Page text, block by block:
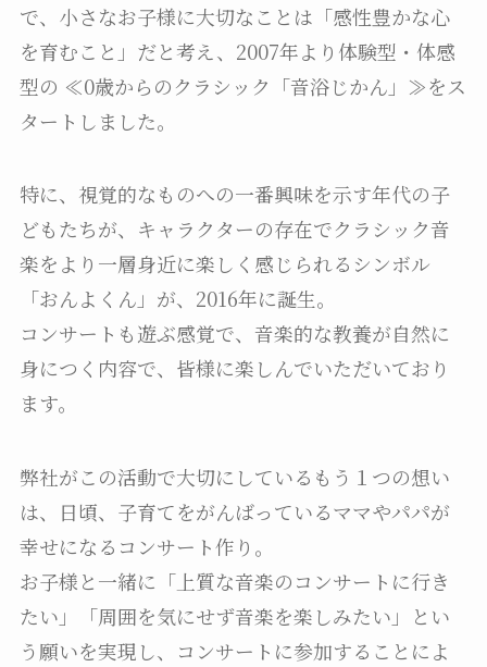
で、小さなお子様に大切なことは「感性豊かな心
を育むこと」だと考え、2007年より体験型・体感
型の ≪0歳からのクラシック「音浴じかん」≫をス
タートしました。
特に、視覚的なものへの一番興味を示す年代の子
どもたちが、キャラクターの存在でクラシック音
楽をより一層身近に楽しく感じられるシンボル
「おんよくん」が、2016年に誕生。
コンサートも遊ぶ感覚で、音楽的な教養が自然に
身につく内容で、皆様に楽しんでいただいており
ます。
弊社がこの活動で大切にしているもう１つの想い
は、日頃、子育てをがんばっているママやパパが
幸せになるコンサート作り。
お子様と一緒に「上質な音楽のコンサートに行き
たい」「周囲を気にせず音楽を楽しみたい」とい
う願いを実現し、コンサートに参加することによ